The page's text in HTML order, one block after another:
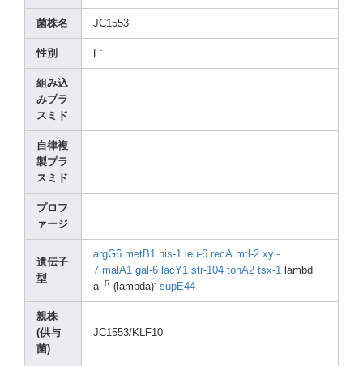
菌株名 JC1553
性別 F-
組み込
みプラ
スミド
自律複
製プラ
スミド
プロフ
ァージ
遺伝子
型
argG6 metB1 his-1 leu-6 recA mtl-2 xyl-
7 malA1 gal-6 lacY1 str-104 tonA2 tsx-1 lambd
a_ R (lambda)- supE44
親株
(供与
菌)
JC1553/KLF10